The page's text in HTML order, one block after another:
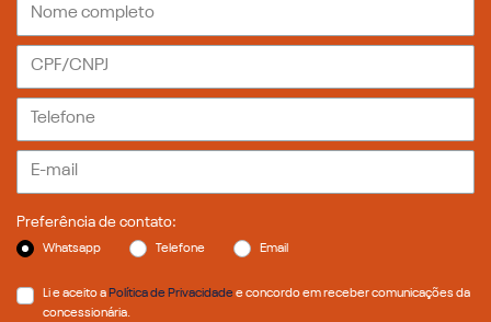
Preferência de contato:
Whatsapp Telefone Email
Li e aceito aPolítica de Privacidadee concordo em receber comunicações da
concessionária.